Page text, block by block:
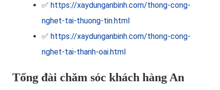
✅ https://xaydunganbinh.com/thong-cong-
nghet-tai-thuong-tin.html
✅ https://xaydunganbinh.com/thong-cong-
nghet-tai-thanh-oai.html
Tổng đài chăm sóc khách hàng An